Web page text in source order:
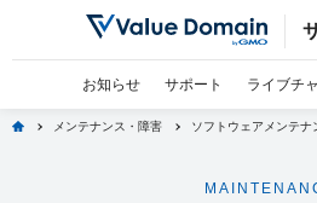
お知らせ サポート ライブチ
home メンテナンス・障害 ソフトウェアメンテナ